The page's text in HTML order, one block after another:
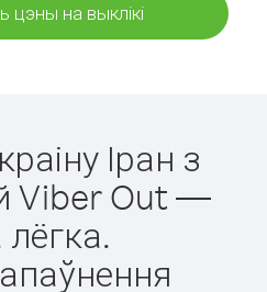
цэны на выклікі
Іран з
Viber Out —
лёгка.